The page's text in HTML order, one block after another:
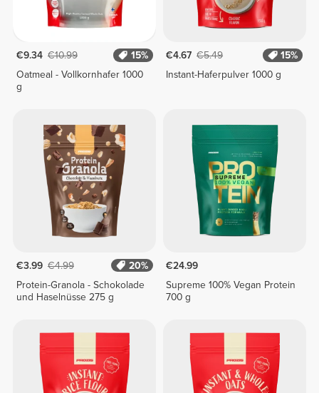
€9.34 €10.99
15%
Oatmeal - Vollkornhafer 1000
g
€4.67 €5.49
15%
Instant-Haferpulver 1000 g
€3.99 €4.99
20%
Protein-Granola - Schokolade
und Haselnüsse 275 g
€24.99
Supreme 100% Vegan Protein
700 g